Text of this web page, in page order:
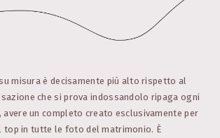
misura è decisamente più alto rispetto al
che si prova indossandolo ripaga ogni
un completo creato esclusivamente per
top in tutte le foto del matrimonio. È